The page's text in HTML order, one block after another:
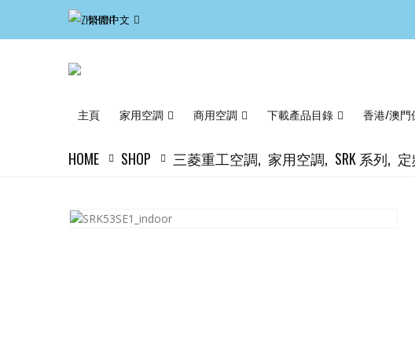
繁體中文
主頁 家用空調 商用空調 下載產品目錄 香港/澳門
HOME SHOP 三菱重工空調, 家用空調, SRK 系列,